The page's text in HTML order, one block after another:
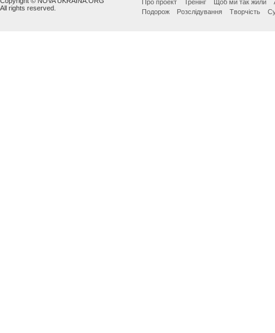
All rights reserved.
Про проект Тренінг Щоб ми так жили
Подорож
Розслідування Творчість